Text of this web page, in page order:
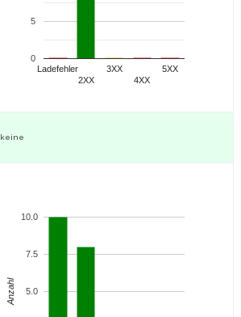
Ladefehler
2XX
3XX
4XX
5XX
0
5
keine
5.0
7.5
10.0
Anzahl